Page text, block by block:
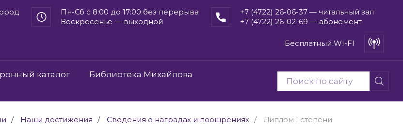
Пн-Сб с 8:00 до 17:00 без перерыва
Воскресенье — выходной
+7 (4722) 26-06-37 — читальный зал
+7 (4722) 26-02-69 — абонемент
Бесплатный WI-FI
каталог
Библиотека Михайлова
Наши достижения Сведения о наградах и поощрениях Диплом I степени